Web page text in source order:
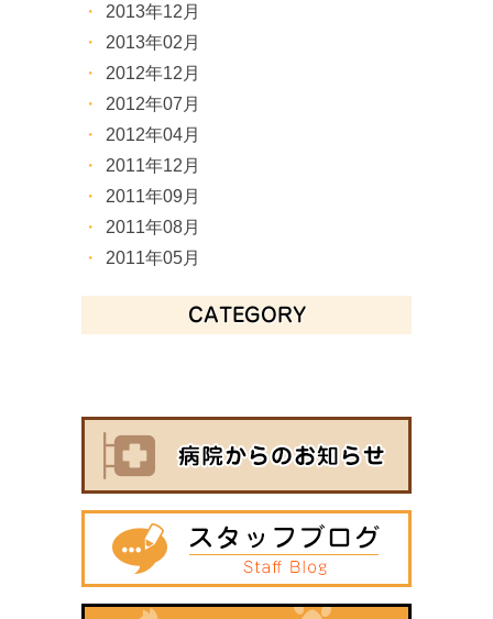
2013年12月
2013年02月
2012年12月
2012年07月
2012年04月
2011年12月
2011年09月
2011年08月
2011年05月
CATEGORY